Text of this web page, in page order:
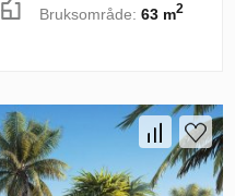
Bruksområde:63 m2